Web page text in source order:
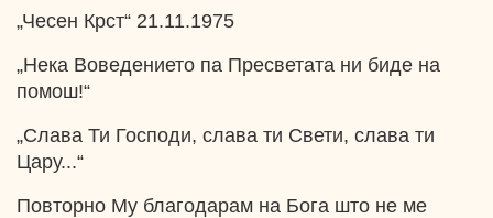
„Чесен Крст“ 21.11.1975
„Нека Воведението па Пресветата ни биде на
помош!“
„Слава Ти Господи, слава ти Свети, слава ти
Цару...“
Повторно Му благодарам на Бога што не ме